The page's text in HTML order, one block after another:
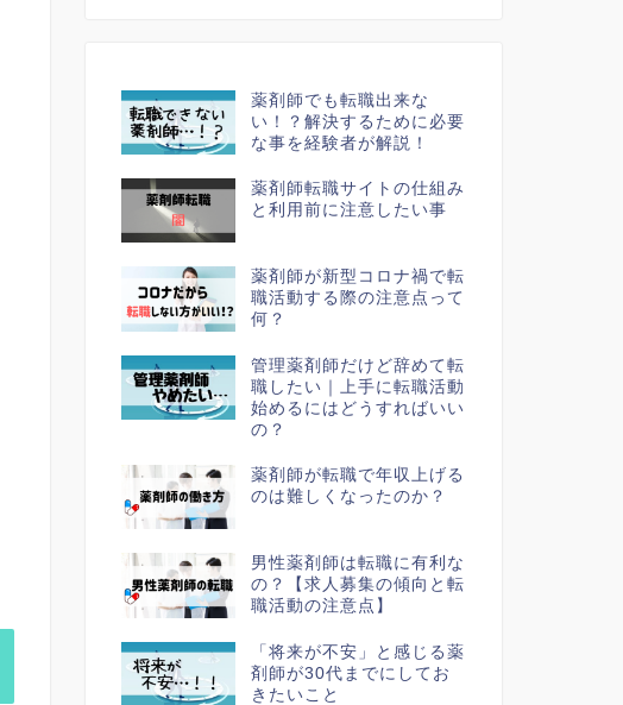
薬剤師でも転職出来な
い！？解決するために必要
な事を経験者が解説！
薬剤師転職サイトの仕組み
と利用前に注意したい事
薬剤師が新型コロナ禍で転
職活動する際の注意点って
何？
管理薬剤師だけど辞めて転
職したい｜上手に転職活動
始めるにはどうすればいい
の？
薬剤師が転職で年収上げる
のは難しくなったのか？
男性薬剤師は転職に有利な
の？【求人募集の傾向と転
職活動の注意点】
「将来が不安」と感じる薬
剤師が30代までにしてお
きたいこと